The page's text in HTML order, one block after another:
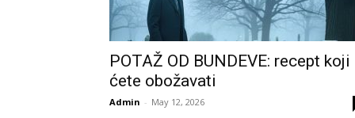
POTAŽ OD BUNDEVE: recept koji
ćete obožavati
Admin - May 12, 2026